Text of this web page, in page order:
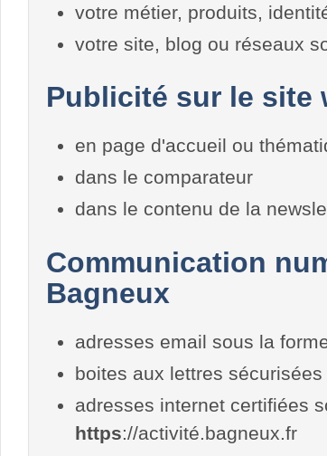
votre métier, produits,
votre site, blog ou réseaux
Publicité sur le site
en page d'accueil ou
dans le comparateur
dans le contenu de la
Communication
Bagneux
adresses email sous la
boites aux lettres
adresses internet certifiées
https://activité.bagneux.fr